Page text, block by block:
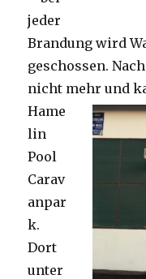
jeder
Brandung wird
geschossen.
nicht mehr und
Hame
lin
Pool
Carav
anpar
k.
Dort
unter